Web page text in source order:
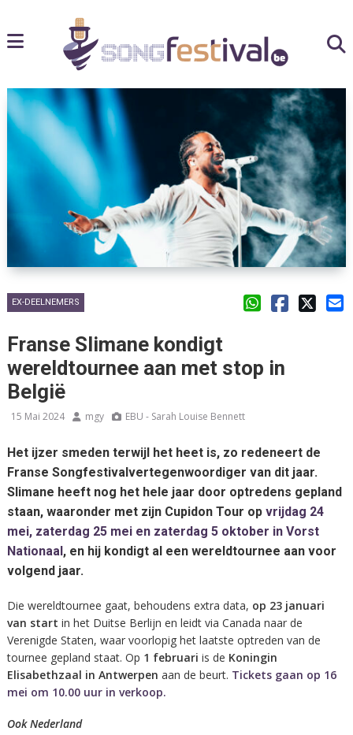
EX-DEELNEMERS
Franse Slimane kondigt
wereldtournee aan met stop in
België
15 Mai 2024 mgy EBU - Sarah Louise Bennett
Het ijzer smeden terwijl het heet is, zo redeneert de
Franse Songfestivalvertegenwoordiger van dit jaar.
Slimane heeft nog het hele jaar door optredens gepland
staan, waaronder met zijn Cupidon Tour op vrijdag 24
mei, zaterdag 25 mei en zaterdag 5 oktober in Vorst
Nationaal, en hij kondigt al een wereldtournee aan voor
volgend jaar.
Die wereldtournee gaat, behoudens extra data, op 23 januari
van start in het Duitse Berlijn en leidt via Canada naar de
Verenigde Staten, waar voorlopig het laatste optreden van de
tournee gepland staat. Op 1 februari is de Koningin
Elisabethzaal in Antwerpen aan de beurt. Tickets gaan op 16
mei om 10.00 uur in verkoop.
Ook Nederland